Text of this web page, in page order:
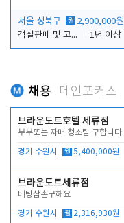
서울 성북구 월 2,900,000원
객실판매 및 고객응대
1년 이상
채용 메인포커스
브라운도트호텔 세류점
부부또는 자매 청소팀 구합니다.
경기 수원시 월 5,400,000원
브라운도트세류점
베팅삼촌구해요
경기 수원시 월 2,316,930원